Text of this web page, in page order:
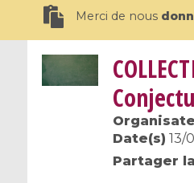
Merci de nous
CEMRACS 2026 :
Date(s) 13/
Partager